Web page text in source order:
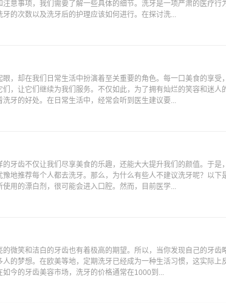
意事项，我们需要了解一些具体的细节。洗牙是一项严肃的医疗行
的次数以及洗牙后的护理应该如何进行。在探讨洗...
，却在我们日常生活中扮演着至关重要的角色。每一口美食的享受
，让它们继续为我们服务。不仅如此，为了拥有灿烂的笑容和迷人
牙的好处。在日常生活中，经常会听到医生建议要...
牙齿不仅让我们尽享美食的乐趣，还能大大提升我们的颜值。于是
地推荐每个人都去洗牙。那么，为什么有些人不建议洗牙呢？以下
用的漂白剂，很可能会进入口腔。然而，目前医学...
微笑和洁白的牙齿也有着极高的期望。所以，当你发现自己的牙齿
的梦想。在欧美等地，定期洗牙已经成为一种生活习惯，这实际上
今的牙齿美容市场，洗牙的价格通常在1000到...